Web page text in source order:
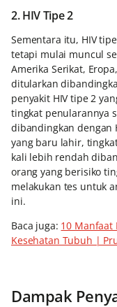
2. HIV Tipe 2
Sementara itu, HIV
tetapi mulai muncul
Amerika Serikat,
ditularkan
penyakit HIV tipe 2
tingkat penularannya
dibandingkan dengan
yang baru lahir,
kali lebih rendah
orang yang berisiko
melakukan tes untuk
ini.
Baca juga: 10 Manfaat
Kesehatan Tubuh |
Dampak